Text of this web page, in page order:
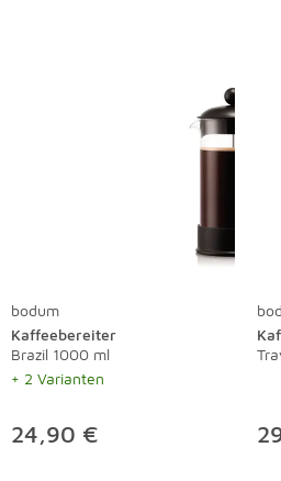
bodum
Kaffeebereiter
Brazil 1000 ml
+ 2 Varianten
24,90 €